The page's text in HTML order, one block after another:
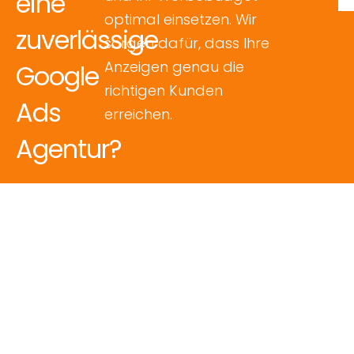
zuverlässige
Google
Ads
Agentur?
optimal einsetzen. Wir
sorgen dafür, dass Ihre
Anzeigen genau die
richtigen Kunden
erreichen.